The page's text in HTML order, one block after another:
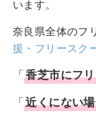
います。
奈良県全体のフ
援・フリースク
「香芝市にフ
「近くにない